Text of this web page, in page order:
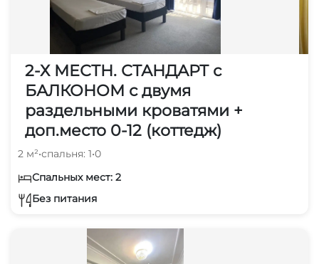
2-Х МЕСТН. СТАНДАРТ с
БАЛКОНОМ с двумя
раздельными кроватями +
доп.место 0-12 (коттедж)
2 м²•спальня: 1•0
Спальных мест: 2
Без питания